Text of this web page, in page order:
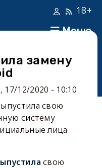
Меню
18+
замену
17/12/2020 - 10:10
свою
систему
лица
свою